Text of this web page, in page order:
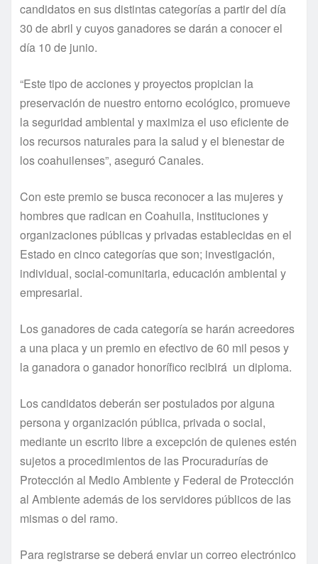
candidatos en sus distintas categorías a partir del día
30 de abril y cuyos ganadores se darán a conocer el
día 10 de junio.
“Este tipo de acciones y proyectos propician la
preservación de nuestro entorno ecológico, promueve
la seguridad ambiental y maximiza el uso eficiente de
los recursos naturales para la salud y el bienestar de
los coahuilenses”, aseguró Canales.
Con este premio se busca reconocer a las mujeres y
hombres que radican en Coahuila, instituciones y
organizaciones públicas y privadas establecidas en el
Estado en cinco categorías que son; investigación,
individual, social-comunitaria, educación ambiental y
empresarial.
Los ganadores de cada categoría se harán acreedores
a una placa y un premio en efectivo de 60 mil pesos y
la ganadora o ganador honorífico recibirá un diploma.
Los candidatos deberán ser postulados por alguna
persona y organización pública, privada o social,
mediante un escrito libre a excepción de quienes estén
sujetos a procedimientos de las Procuradurías de
Protección al Medio Ambiente y Federal de Protección
al Ambiente además de los servidores públicos de las
mismas o del ramo.
Para registrarse se deberá enviar un correo electrónico